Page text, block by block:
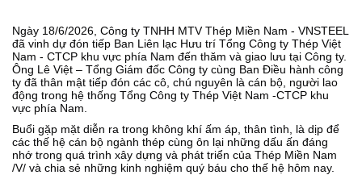
Ngày 18/6/2026, Công ty TNHH MTV Thép Miền Nam - VNSTEEL
đã vinh dự đón tiếp Ban Liên lạc Hưu trí Tổng Công ty Thép Việt
Nam - CTCP khu vực phía Nam đến thăm và giao lưu tại Công ty.
Ông Lê Việt – Tổng Giám đốc Công ty cùng Ban Điều hành công
ty đã thân mật tiếp đón các cô, chú nguyên là cán bộ, người lao
động trong hệ thống Tổng Công ty Thép Việt Nam -CTCP khu
vực phía Nam.
Buổi gặp mặt diễn ra trong không khí ấm áp, thân tình, là dịp để
các thế hệ cán bộ ngành thép cùng ôn lại những dấu ấn đáng
nhớ trong quá trình xây dựng và phát triển của Thép Miền Nam
/V/ và chia sẻ những kinh nghiệm quý báu cho thế hệ hôm nay.